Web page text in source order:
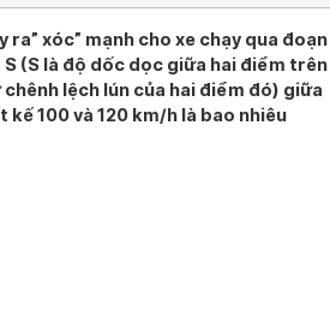
xóc” mạnh cho xe chạy qua đoạn
(S là độ dốc dọc giữa hai điểm trên
lệch lún của hai điểm đó) giữa
100 và 120 km/h là bao nhiêu